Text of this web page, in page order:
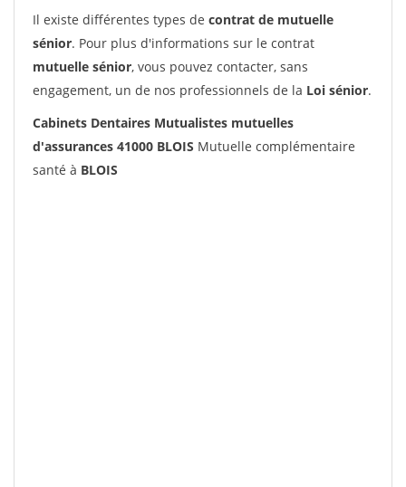
Il existe différentes types de contrat de mutuelle
sénior. Pour plus d'informations sur le contrat
mutuelle sénior, vous pouvez contacter, sans
engagement, un de nos professionnels de la Loi sénior.
Cabinets Dentaires Mutualistes mutuelles
d'assurances 41000 BLOIS Mutuelle complémentaire
santé à BLOIS